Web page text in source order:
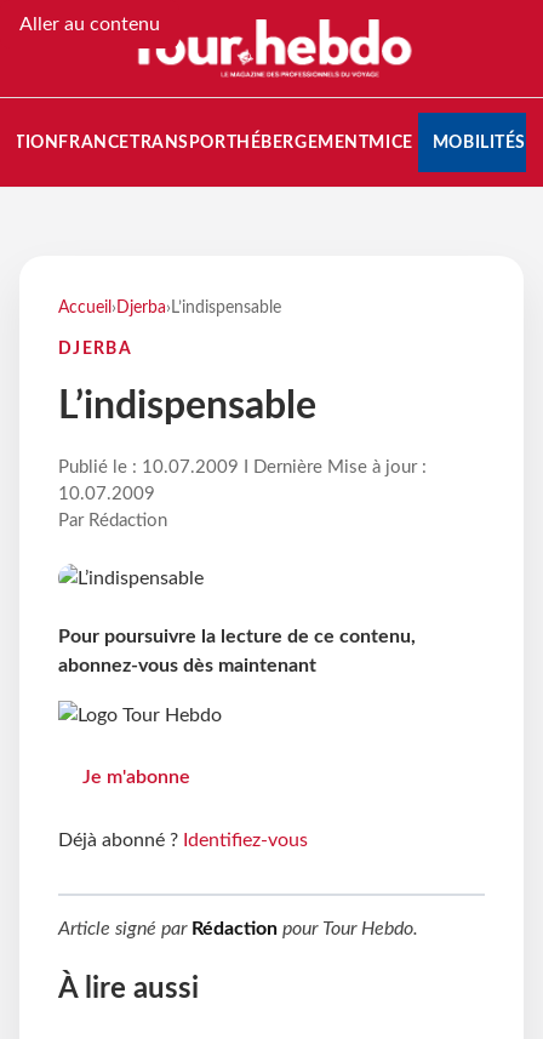
Aller au contenu
FRANCETRANSPORT HÉBERGEMENTMICE MOBILITÉS
Accueil › Djerba› L’indispensable
DJERBA
L’indispensable
Publié le : 10.07.2009 I Dernière Mise à jour :
10.07.2009
Par Rédaction
Pour poursuivre la lecture de ce contenu,
abonnez-vous dès maintenant
Je m'abonne
Déjà abonné ? Identifiez-vous
Article signé par Rédaction pour Tour Hebdo.
À lire aussi